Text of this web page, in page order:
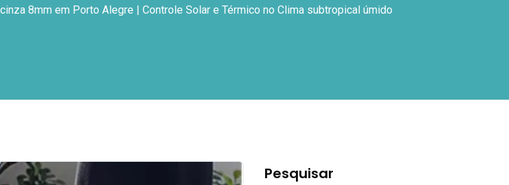
8mm em Porto Alegre | Controle Solar e Térmico no Clima subtropical úmido
Pesquisar